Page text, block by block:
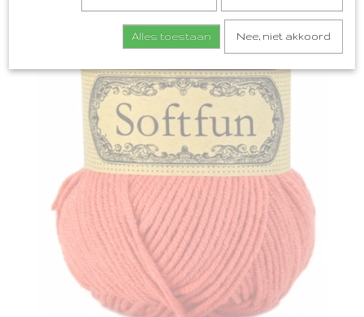
Alles toestaan Nee, niet akkoord